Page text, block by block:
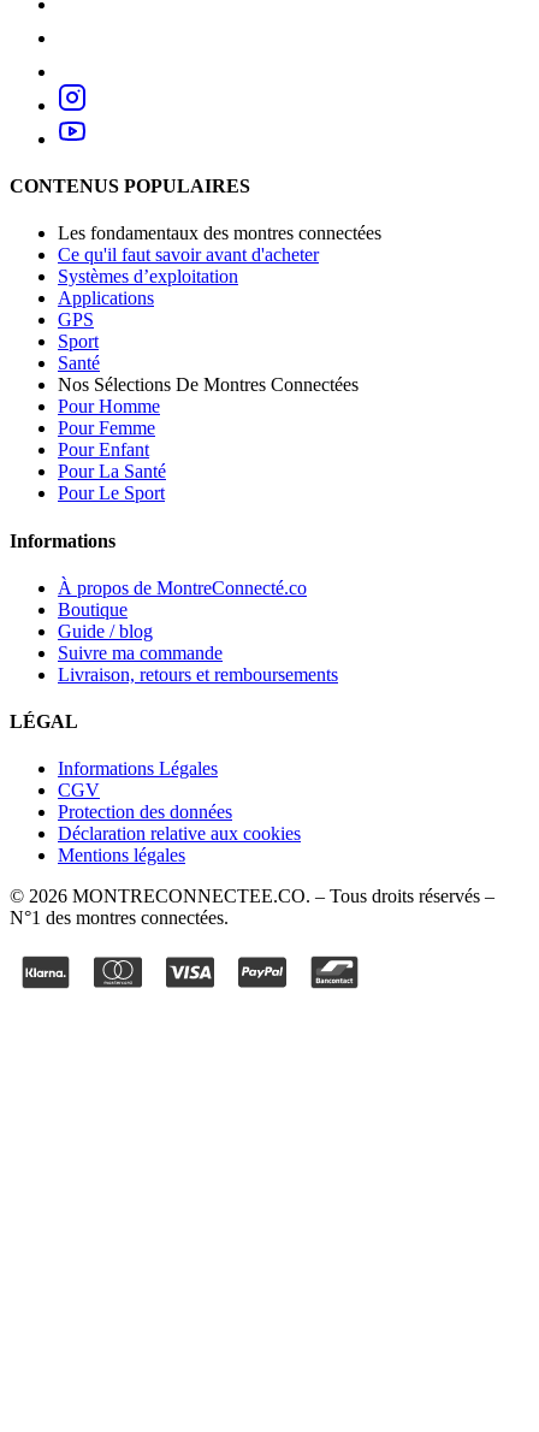
CONTENUS POPULAIRES
Les fondamentaux des montres connectées
Ce qu'il faut savoir avant d'acheter
Systèmes d’exploitation
Applications
GPS
Sport
Santé
Nos Sélections De Montres Connectées
Pour Homme
Pour Femme
Pour Enfant
Pour La Santé
Pour Le Sport
Informations
À propos de MontreConnecté.co
Boutique
Guide / blog
Suivre ma commande
Livraison, retours et remboursements
LÉGAL
Informations Légales
CGV
Protection des données
Déclaration relative aux cookies
Mentions légales
© 2026 MONTRECONNECTEE.CO. – Tous droits réservés –
N°1 des montres connectées.